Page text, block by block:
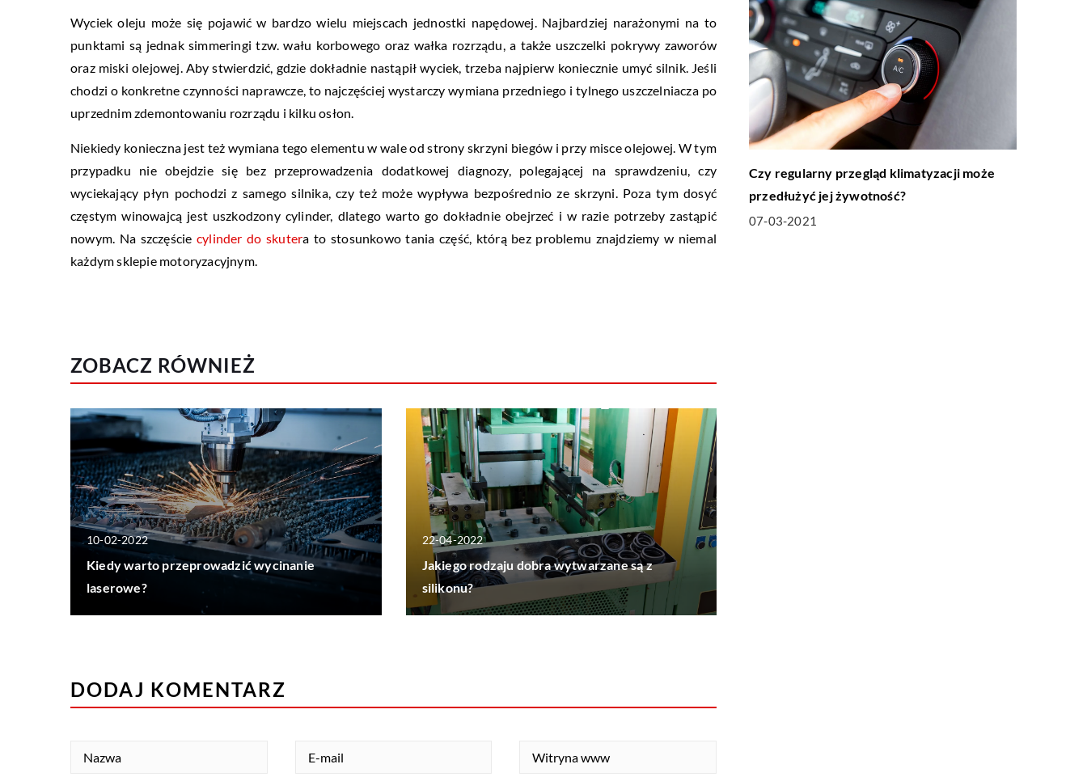
Wyciek oleju może się pojawić w bardzo wielu miejscach jednostki napędowej. Najbardziej narażonymi na to
punktami są jednak simmeringi tzw. wału korbowego oraz wałka rozrządu, a także uszczelki pokrywy zaworów
oraz miski olejowej. Aby stwierdzić, gdzie dokładnie nastąpił wyciek, trzeba najpierw koniecznie umyć silnik. Jeśli
chodzi o konkretne czynności naprawcze, to najczęściej wystarczy wymiana przedniego i tylnego uszczelniacza po
uprzednim zdemontowaniu rozrządu i kilku osłon.
Niekiedy konieczna jest też wymiana tego elementu w wale od strony skrzyni biegów i przy misce olejowej. W tym
przypadku nie obejdzie się bez przeprowadzenia dodatkowej diagnozy, polegającej na sprawdzeniu, czy
wyciekający płyn pochodzi z samego silnika, czy też może wypływa bezpośrednio ze skrzyni. Poza tym dosyć
częstym winowajcą jest uszkodzony cylinder, dlatego warto go dokładnie obejrzeć i w razie potrzeby zastąpić
nowym. Na szczęście cylinder do skutera to stosunkowo tania część, którą bez problemu znajdziemy w niemal
każdym sklepie motoryzacyjnym.
ZOBACZ RÓWNIEŻ
10-02-2022
Kiedy warto przeprowadzić wycinanie
laserowe?
22-04-2022
Jakiego rodzaju dobra wytwarzane są z
silikonu?
Czy regularny przegląd klimatyzacji może
przedłużyć jej żywotność?
07-03-2021
DODAJ KOMENTARZ